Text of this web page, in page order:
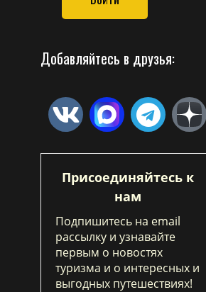
Добавляйтесь в друзья:
Присоединяйтесь к
нам
Подпишитесь на email
рассылку и узнавайте
первым о новостях
туризма и о интересных и
выгодных путешествиях!